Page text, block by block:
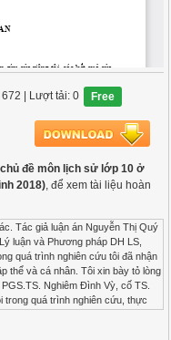
672 | Lượt tải: 0 Free
đề môn lịch sử lớp 10 ở
2018), để xem tài liệu hoàn
Căn cứ phân loại hình thức tổ chức dạy học .................................................... 1 3.2.2. Các hình thức tổ chức dạy học chủ đề trong môn Lịch sử ................................ 2 Tiểu kết chương 3........................................................................................................ 7 CHƯƠNG 4: CÁC BIỆN PHÁP TỔ CHỨC DẠY HỌC CHỦ ĐỀ MÔN LỊCH SỬ LỚP 10 TRƯỜNG THPT. THỬ NGHIỆM SƯ PHẠM.................................. 9 4.1. Các biện pháp tổ chức dạy học chủ đề lịch sử ................................................. 9 4.1.1. Yên cầu khi xác định biện pháp tổ chức DH chủ đề môn Lịch sử .................... 9 4.1.2. Nhóm các biện pháp chuẩn bị dạy học chủ đề ................................................ 11 4.1.3. Nhóm các biện pháp tổ chức dạy học lịch sử theo chủ đề trong các giờ học nội khóa trên lớp ....................................................................................................... 24 4.1.4. Các biện pháp tăng cường hướng dẫn và khuyến khích HS tự học lịch sử theo chủ đề ........................................................................................................................ 37 4.1.5. Các Biện pháp kiểm tra, đánh giá kết quả học tập của HS theo chủ đề ......... 41 4.2. Thử nghiệm sư phạm ....................................................................................... 45 4.2.1. Tổ chức thử nghiệm ......................................................................................... 45 4.2.2. Quá trình thử nghiệm ...................................................................................... 46 Tiểu kết chương 4...................................................................................................... 50 KẾT LUẬN VÀ KHUYẾN NGHỊ ......................................................................... 52 DANH MỤC CÁC CÔNG TRÌNH KHOA HỌC ĐÃ CÔNG BỐ ...................... 55 TÀI LIỆU THAM KHẢO ...................................................................................... 56 DANH MỤC BẢNG Bảng 2.1. Bảng so sánh tổ chức dạy học lịch sử truyền thống với tổ chức dạy học chủ đề lịch sử ........................................................................... 35 Bảng 2.2. Nhận thức của CBQL và GV về tổ chức DH chủ đề LS ................ 58 Bảng 2.3. Kết quả tổng hợp thực trạng tổ chức dạy học lịch sử theo chủ đề . 64 Bảng 3.1. Ma trận xác định yêu cầu cần đạt của chủ đề ................................ 81 Bảng 3.2. Mô tả yêu cầu cần đạt chủ đề Các quốc gia cổ trung đại phương Đông ................................................................................................ 81 Bảng 3.3. Các chủ đề và yêu cầu cần đạt của các chủ đề trong chương trình môn Lịch sử lớp 10 trường THPT ................................................... 83 Bảng 4.1. Các nhiệm vụ khi phân tích chương trình giáo dục phổ thông ...... 12 Bảng 4.2. Đánh giá sự cần thiết của các nội dung đề xuất ............................ 14 Bảng 4.3. Tiêu chí phân tích và đánh giá kế hoạch dạy học theo Công văn số 5555/BGDĐT-GDTrH .................................................................... 20 Bảng 4.3. Kết quả đánh giá biện pháp xây dựng kế hoạch DH chủ đề .......... 23 Bảng 4.4. Tổng hợp kết quả thăm dò ý kiến giáo viên về biện pháp “Tổ chức cho học sinh học tập lịch sử theo phương pháp nêu và giải quyết vấn đề .............................................................................................. 31 Bảng 4.5. kết quả đánh giá biện pháp tổ chức các hoạt động trải nghiệm trong giờ nội khóa lịch sử theo chủ đề ........................................... 37 Bảng 4.6 Kết quả đánh giá phương pháp hướng dẫn HS tự học LS theo chủ đề .............................................................................................. 40 Bảng 4.7. Kết quả nhận xét nhóm phương pháp kiểm tra, đánh giá kết quả học tập của HS theo chủ đề ............................................................ 44 Bảng 4.8. Đánh giá sự cần thiết của các biên pháp đề xuất........................... 45 Bảng 4.9. Nội dung dạy th